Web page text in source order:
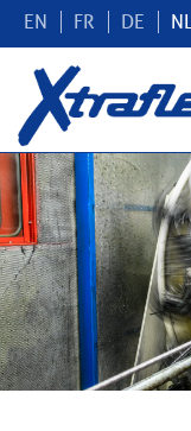
EN FR DE